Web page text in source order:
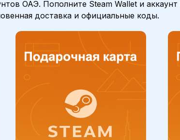
ОАЭ. Пополните Steam Wallet и
доставка и официальные коды.